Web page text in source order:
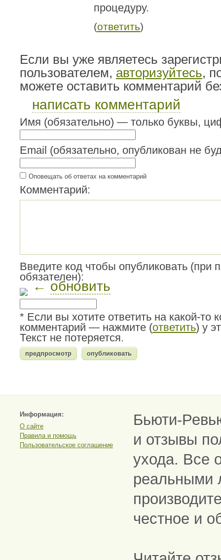
процедуру.
(ответить)
Если вы уже являетесь
пользователем, авторизуйтесь,
можете оставить комментарий
написать комментарий
Имя (обязательно) — только буквы,
Email (обязательно, опубликован не
Оповещать об ответах на комментарий
Комментарий:
Введите код чтобы опубликовать (при
обязателен):
← обновить
* Если вы хотите ответить на какой-то
комментарий — нажмите (ответить) у
Текст не потеряется.
Информация:
О сайте
Правила и помощь
Пользовательское соглашение
Бьюти-
и отзывы
ухода. Все
реальными
честное и